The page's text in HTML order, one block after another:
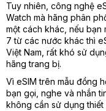
Tuy nhiên, công nghệ
Watch mà hãng phân
một cách khác, nếu bạn
7 từ các nước khác thì
Việt Nam, rất khó sử
hãng trang bị.
Vì eSIM trên mẫu đồng
bạn gọi, nghe và nhắn
không cần sử dụng thiết